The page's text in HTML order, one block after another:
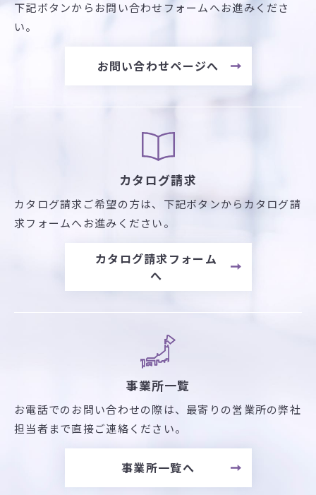
下記ボタンからお問い合わせフォームへお進みくださ
い。
お問い合わせページへ
カタログ請求
カタログ請求ご希望の方は、 下記ボタンからカタログ請
求フォームへお進みください。
カタログ請求フォーム
へ
事業所一覧
お電話でのお問い合わせの際は、最寄りの営業所の弊社
担当者まで直接ご連絡ください。
事業所一覧へ